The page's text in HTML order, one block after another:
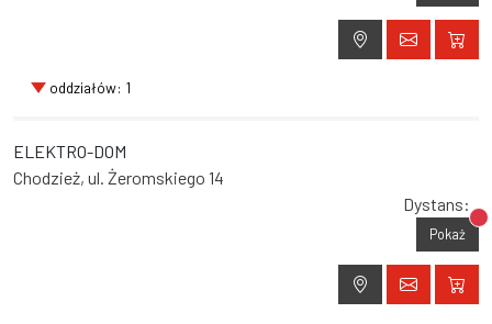
oddziałów: 1
ELEKTRO-DOM
Chodzież, ul. Żeromskiego 14
Dystans:
Pokaż